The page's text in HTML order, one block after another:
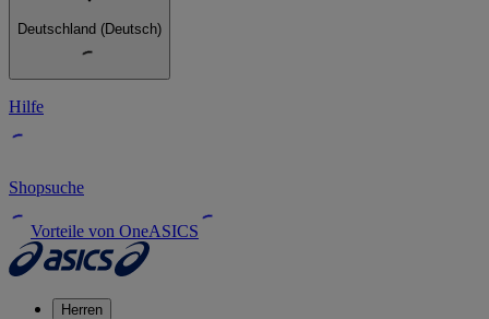
Deutschland (Deutsch)
Hilfe
Shopsuche
Vorteile von OneASICS
Herren